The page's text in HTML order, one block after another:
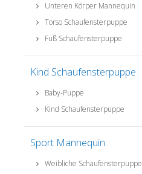
Unteren Körper Mannequin
Torso Schaufensterpuppe
Fuß Schaufensterpuppe
Kind Schaufensterpuppe
Baby-Puppe
Kind Schaufensterpuppe
Sport Mannequin
Weibliche Schaufensterpuppe